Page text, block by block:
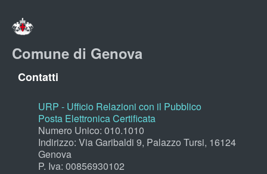
Comune di Genova
Contatti
URP - Ufficio Relazioni con il Pubblico
Posta Elettronica Certificata
Numero Unico: 010.1010
Indirizzo: Via Garibaldi 9, Palazzo Tursi, 16124
Genova
P. Iva: 00856930102